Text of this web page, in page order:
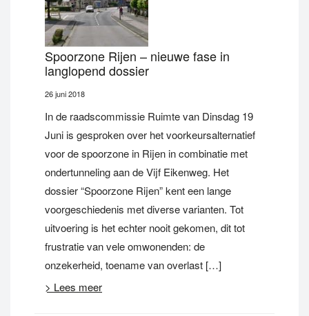
Spoorzone Rijen – nieuwe fase in
langlopend dossier
26 juni 2018
In de raadscommissie Ruimte van Dinsdag 19
Juni is gesproken over het voorkeursalternatief
voor de spoorzone in Rijen in combinatie met
ondertunneling aan de Vijf Eikenweg. Het
dossier “Spoorzone Rijen” kent een lange
voorgeschiedenis met diverse varianten. Tot
uitvoering is het echter nooit gekomen, dit tot
frustratie van vele omwonenden: de
onzekerheid, toename van overlast […]
> Lees meer